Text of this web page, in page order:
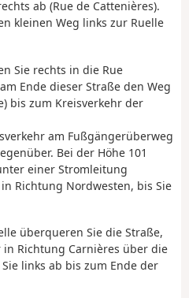
ab (Rue de Cattenières).
kleinen Weg links zur Ruelle
Sie rechts in die Rue
Ende dieser Straße den Weg
bis zum Kreisverkehr der
am Fußgängerüberweg
Bei der Höhe 101
einer Stromleitung
Richtung Nordwesten, bis Sie
überqueren Sie die Straße,
Richtung Carnières über die
links ab bis zum Ende der